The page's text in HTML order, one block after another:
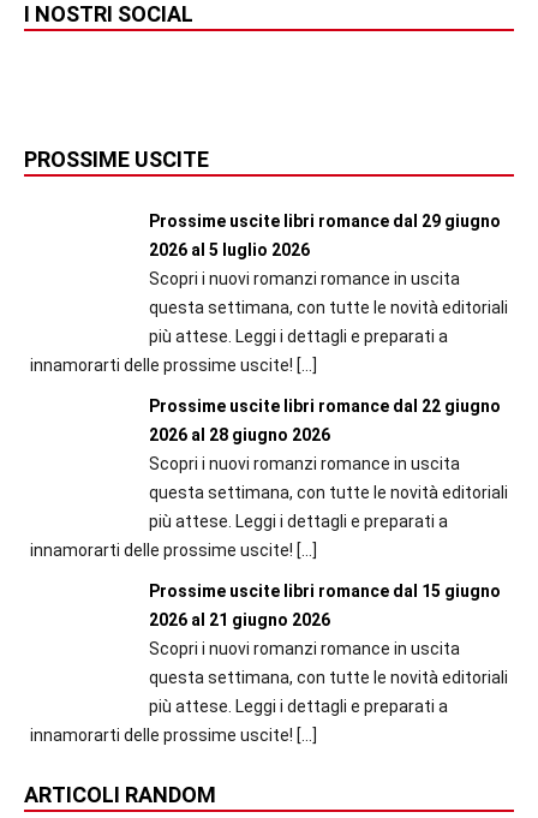
I NOSTRI SOCIAL
PROSSIME USCITE
Prossime uscite libri romance dal 29 giugno
2026 al 5 luglio 2026
Scopri i nuovi romanzi romance in uscita
questa settimana, con tutte le novità editoriali
più attese. Leggi i dettagli e preparati a
innamorarti delle prossime uscite! […]
Prossime uscite libri romance dal 22 giugno
2026 al 28 giugno 2026
Scopri i nuovi romanzi romance in uscita
questa settimana, con tutte le novità editoriali
più attese. Leggi i dettagli e preparati a
innamorarti delle prossime uscite! […]
Prossime uscite libri romance dal 15 giugno
2026 al 21 giugno 2026
Scopri i nuovi romanzi romance in uscita
questa settimana, con tutte le novità editoriali
più attese. Leggi i dettagli e preparati a
innamorarti delle prossime uscite! […]
ARTICOLI RANDOM